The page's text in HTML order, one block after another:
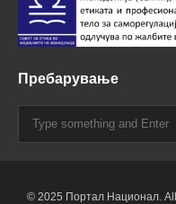
Пребарување
© 2025 Портал Национал.